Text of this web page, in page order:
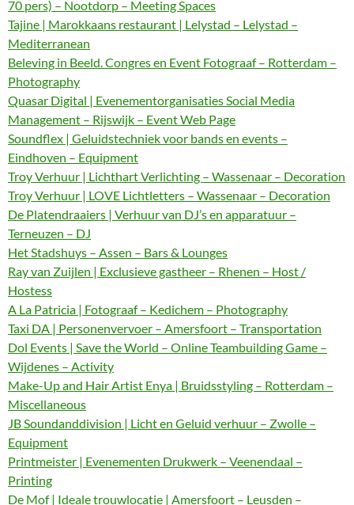
70 pers) – Nootdorp – Meeting Spaces
Tajine | Marokkaans restaurant | Lelystad – Lelystad –
Mediterranean
Beleving in Beeld. Congres en Event Fotograaf – Rotterdam –
Photography
Quasar Digital | Evenementorganisaties Social Media
Management – Rijswijk – Event Web Page
Soundflex | Geluidstechniek voor bands en events –
Eindhoven – Equipment
Troy Verhuur | Lichthart Verlichting – Wassenaar – Decoration
Troy Verhuur | LOVE Lichtletters – Wassenaar – Decoration
De Platendraaiers | Verhuur van DJ’s en apparatuur –
Terneuzen – DJ
Het Stadshuys – Assen – Bars & Lounges
Ray van Zuijlen | Exclusieve gastheer – Rhenen – Host /
Hostess
A La Patricia | Fotograaf – Kedichem – Photography
Taxi DA | Personenvervoer – Amersfoort – Transportation
Dol Events | Save the World – Online Teambuilding Game –
Wijdenes – Activity
Make-Up and Hair Artist Enya | Bruidsstyling – Rotterdam –
Miscellaneous
JB Soundanddivision | Licht en Geluid verhuur – Zwolle –
Equipment
Printmeister | Evenementen Drukwerk – Veenendaal –
Printing
De Mof | Ideale trouwlocatie | Amersfoort – Leusden –